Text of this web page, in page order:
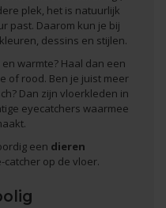
plek, het is natuurlijk
past. Daarom kun je bij
dessins en stijlen.
warmte? Haal dan een
of rood. Ben je juist meer
Dan zijn vloerkleden in
eyecatchers waarmee
een dieren
catcher op de vloer.